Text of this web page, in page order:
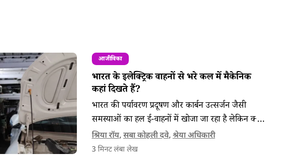
आजीविका
भारत के इलेक्ट्रिक वाहनों से भरे कल में मैकेनिक
कहां दिखते हैं?
भारत की पर्यावरण प्रदूषण और कार्बन उत्सर्जन जैसी
समस्याओं का हल ई-वाहनों में खोजा जा रहा है लेकिन क्या
परंपरागत वाहनों को सुधारने वाले अनगिनत मैकेनिक भी
इसमें शामिल हैं?
श्रिया रॉय, सबा कोहली दवे, श्रेया अधिकारी
3मिनट लंबा लेख